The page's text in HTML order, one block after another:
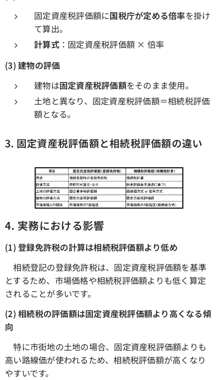
固定資産税評価額に国税庁が定める倍率を掛け
て算出。
計算式：固定資産税評価額 × 倍率
(3)建物の評価
建物は固定資産税評価額をそのまま使用。
土地と異なり、固定資産税評価額＝相続税評価
額となる。
3. 固定資産税評価額と相続税評価額の違い
4. 実務における影響
(1)登録免許税の計算は相続税評価額より低め
相続登記の登録免許税は、固定資産税評価額を基準
とするため、市場価格や相続税評価額よりも低く算定
されることが多いです。
(2)相続税の評価額は固定資産税評価額より高くなる傾
向
特に市街地の土地の場合、固定資産税評価額よりも
高い路線価が使われるため、相続税評価額が高くなり
やすいです。